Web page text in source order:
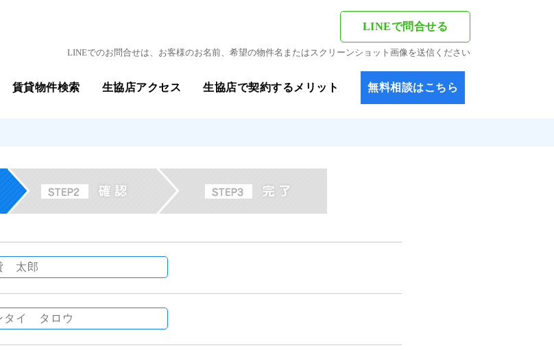
LINEで問合せる
LINEでのお問合せは、お客様のお名前、希望の物件名またはスクリーンショット画像を送信ください
賃貸物件検索 生協店アクセス 生協店で契約するメリット 無料相談はこちら